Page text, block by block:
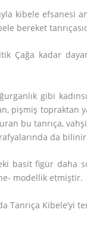
kibele
bereket
Çağa kadar
gibi
pişmiş topraktan
bu tanrıça,
da
basit figür daha
modellik etmiştir.
Tanrıça